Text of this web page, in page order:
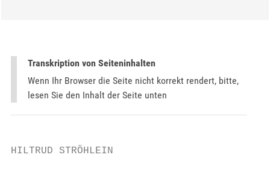
Transkription von Seiteninhalten
Wenn Ihr Browser die Seite nicht korrekt rendert, bitte,
lesen Sie den Inhalt der Seite unten
HILTRUD STRÖHLEIN